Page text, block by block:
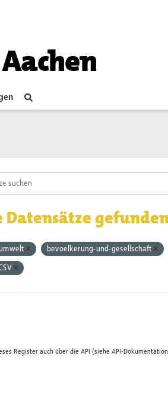
Datensätze gefunden
bevoelkerung-und-gesellschaft
Register auch über die API (siehe API-Dokumentation